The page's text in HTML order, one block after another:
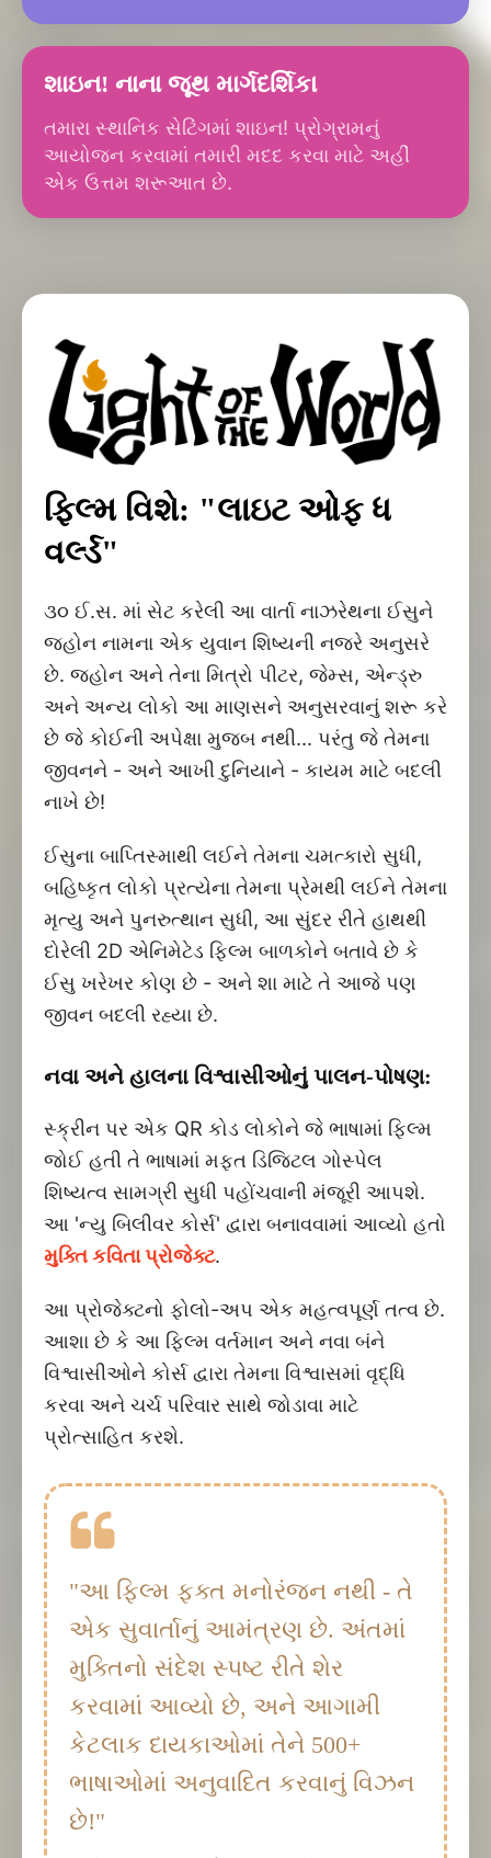
શાઇન! નાના જૂથ માર્ગદર્શિકા
તમારા સ્થાનિક સેટિંગમાં શાઇન! પ્રોગ્રામનું
આયોજન કરવામાં તમારી મદદ કરવા માટે અહીં
એક ઉત્તમ શરૂઆત છે.
ફિલ્મ વિશે: "લાઇટ ઓફ ધ
વર્લ્ડ"
૩૦ ઈ.સ. માં સેટ કરેલી આ વાર્તા નાઝરેથના ઈસુને
જ્હોન નામના એક યુવાન શિષ્યની નજરે અનુસરે
છે. જ્હોન અને તેના મિત્રો પીટર, જેમ્સ, એન્ડ્રુ
અને અન્ય લોકો આ માણસને અનુસરવાનું શરૂ કરે
છે જે કોઈની અપેક્ષા મુજબ નથી... પરંતુ જે તેમના
જીવનને - અને આખી દુનિયાને - કાયમ માટે બદલી
નાખે છે!
ઈસુના બાપ્તિસ્માથી લઈને તેમના ચમત્કારો સુધી,
બહિષ્કૃત લોકો પ્રત્યેના તેમના પ્રેમથી લઈને તેમના
મૃત્યુ અને પુનરુત્થાન સુધી, આ સુંદર રીતે હાથથી
દોરેલી 2D એનિમેટેડ ફિલ્મ બાળકોને બતાવે છે કે
ઈસુ ખરેખર કોણ છે - અને શા માટે તે આજે પણ
જીવન બદલી રહ્યા છે.
નવા અને હાલના વિશ્વાસીઓનું પાલન-પોષણ:
સ્ક્રીન પર એક QR કોડ લોકોને જે ભાષામાં ફિલ્મ
જોઈ હતી તે ભાષામાં મફત ડિજિટલ ગોસ્પેલ
શિષ્યત્વ સામગ્રી સુધી પહોંચવાની મંજૂરી આપશે.
આ 'ન્યુ બિલીવર કોર્સ' દ્વારા બનાવવામાં આવ્યો હતો
મુક્તિ કવિતા પ્રોજેક્ટ.
આ પ્રોજેક્ટનો ફોલો-અપ એક મહત્વપૂર્ણ તત્વ છે.
આશા છે કે આ ફિલ્મ વર્તમાન અને નવા બંને
વિશ્વાસીઓને કોર્સ દ્વારા તેમના વિશ્વાસમાં વૃદ્ધિ
કરવા અને ચર્ચ પરિવાર સાથે જોડાવા માટે
પ્રોત્સાહિત કરશે.
"આ ફિલ્મ ફક્ત મનોરંજન નથી - તે
એક સુવાર્તાનું આમંત્રણ છે. અંતમાં
મુક્તિનો સંદેશ સ્પષ્ટ રીતે શેર
કરવામાં આવ્યો છે, અને આગામી
કેટલાક દાયકાઓમાં તેને 500+
ભાષાઓમાં અનુવાદિત કરવાનું વિઝન
છે!"